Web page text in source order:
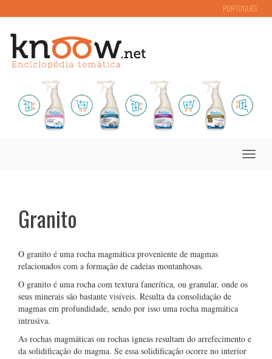
PORTUGUÊS
Toggle
Granito
O granito é uma rocha magmática proveniente de magmas
relacionados com a formação de cadeias montanhosas.
O granito é uma rocha com textura fanerítica, ou granular, onde os
seus minerais são bastante visíveis. Resulta da consolidação de
magmas em profundidade, sendo por isso uma rocha magmática
intrusiva.
As rochas magmáticas ou rochas igneas resultam do arrefecimento e
da solidificação do magma. Se essa solidificação ocorre no interior